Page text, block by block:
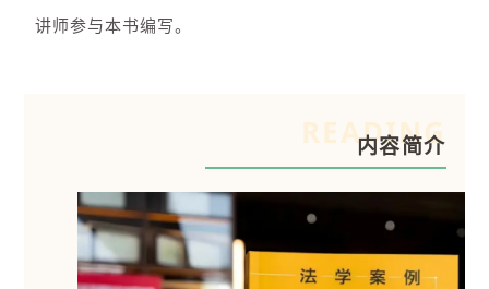
讲师参与本书编写。
READING
内容简介